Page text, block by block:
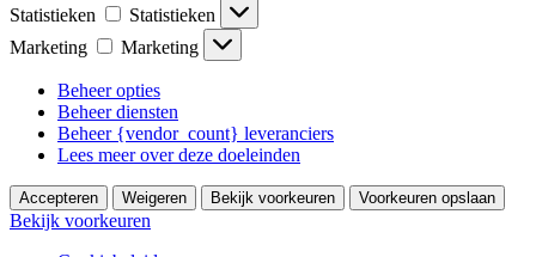
Statistieken
Statistieken
Marketing
Marketing
Beheer opties
Beheer diensten
Beheer {vendor_count} leveranciers
Lees meer over deze doeleinden
Accepteren Weigeren Bekijk voorkeuren Voorkeuren opslaan
Bekijk voorkeuren